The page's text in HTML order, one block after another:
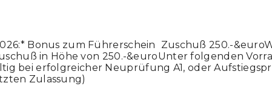
Bonus zum Führerschein  Zuschuß 250.-
in Höhe von 250.-&euroUnter folgenden
bei erfolgreicher Neuprüfung A1, oder
Zulassung)